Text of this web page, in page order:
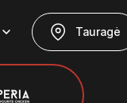
Tauragė